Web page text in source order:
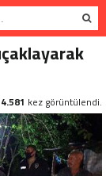
4.581 kez görüntülendi.